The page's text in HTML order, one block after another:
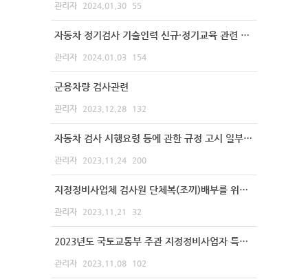
관리자 2024.01.30 55
자동차 정기검사 기술인력 신규·정기교육 관련 안내
관리자 2024.01.03 154
군용차량 검사관련
관리자 2023.12.28 132
자동차 검사 시행요령 등에 관한 규정 고시 일부개정 고시 안내
관리자 2023.11.24 200
지정정비사업체 검사원 단체복(조끼)배부를 위한 수량 및 사이즈 조사
관리자 2023.11.21 32
2023년도 국토교통부 주관 지정정비사업자 특별 점검 실시 안내
관리자 2023.11.08 102